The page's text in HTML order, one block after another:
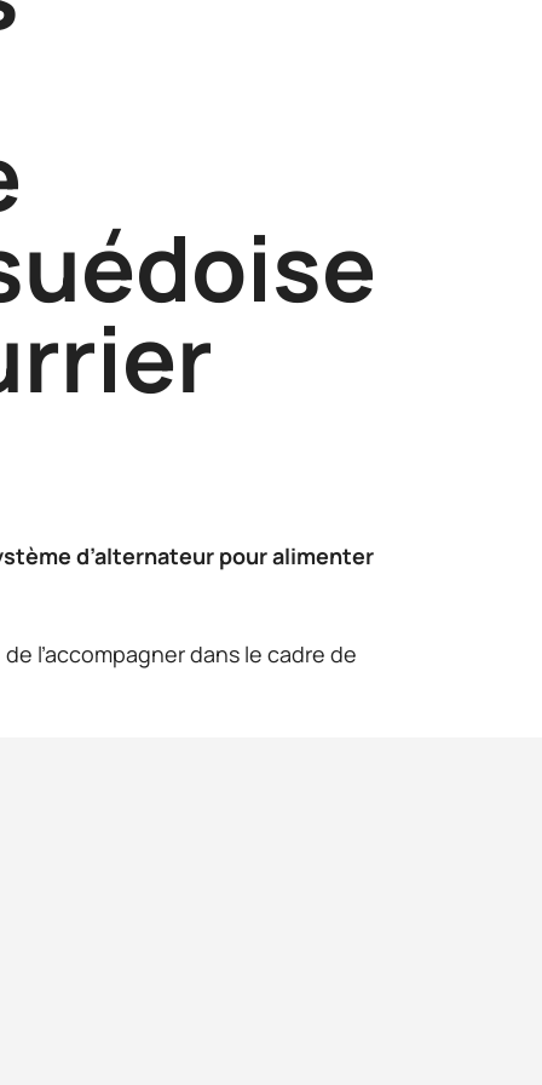
d’alternateur pour alimenter
l’accompagner dans le cadre de